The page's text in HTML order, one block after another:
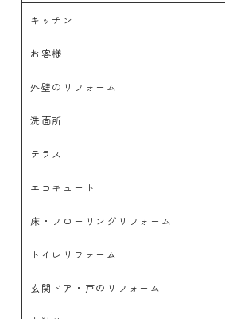
キッチン
お客様
外壁のリフォーム
洗面所
テラス
エコキュート
床・フローリングリフォーム
トイレリフォーム
玄関ドア・戸のリフォーム